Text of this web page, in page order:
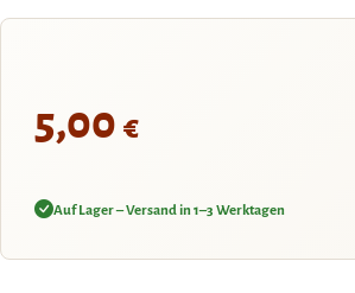
5,00 €
Auf Lager – Versand in 1–3 Werktagen